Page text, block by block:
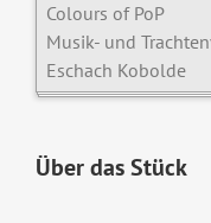
Colours of PoP
Musik- und
Eschach Kobolde
Über das Stück